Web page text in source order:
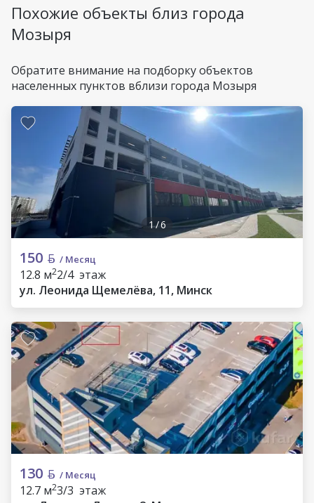
Похожие объекты близ города
Мозыря
Обратите внимание на подборку объектов
населенных пунктов вблизи города Мозыря
1/6
150 / Месяц
12.8 м22/4 этаж
ул. Леонида Щемелёва, 11, Минск
130 / Месяц
12.7 м23/3 этаж